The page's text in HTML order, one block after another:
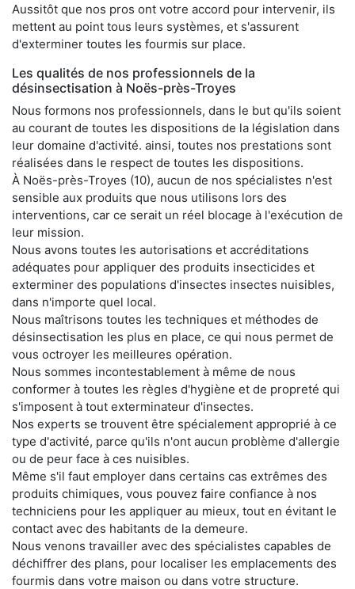
Aussitôt que nos pros ont votre accord pour intervenir, ils
mettent au point tous leurs systèmes, et s'assurent
d'exterminer toutes les fourmis sur place.
Les qualités de nos professionnels de la
désinsectisation à Noës-près-Troyes
Nous formons nos professionnels, dans le but qu'ils soient
au courant de toutes les dispositions de la législation dans
leur domaine d'activité. ainsi, toutes nos prestations sont
réalisées dans le respect de toutes les dispositions.
À Noës-près-Troyes (10), aucun de nos spécialistes n'est
sensible aux produits que nous utilisons lors des
interventions, car ce serait un réel blocage à l'exécution de
leur mission.
Nous avons toutes les autorisations et accréditations
adéquates pour appliquer des produits insecticides et
exterminer des populations d'insectes insectes nuisibles,
dans n'importe quel local.
Nous maîtrisons toutes les techniques et méthodes de
désinsectisation les plus en place, ce qui nous permet de
vous octroyer les meilleures opération.
Nous sommes incontestablement à même de nous
conformer à toutes les règles d'hygiène et de propreté qui
s'imposent à tout exterminateur d'insectes.
Nos experts se trouvent être spécialement approprié à ce
type d'activité, parce qu'ils n'ont aucun problème d'allergie
ou de peur face à ces nuisibles.
Même s'il faut employer dans certains cas extrêmes des
produits chimiques, vous pouvez faire confiance à nos
techniciens pour les appliquer au mieux, tout en évitant le
contact avec des habitants de la demeure.
Nous venons travailler avec des spécialistes capables de
déchiffrer des plans, pour localiser les emplacements des
fourmis dans votre maison ou dans votre structure.